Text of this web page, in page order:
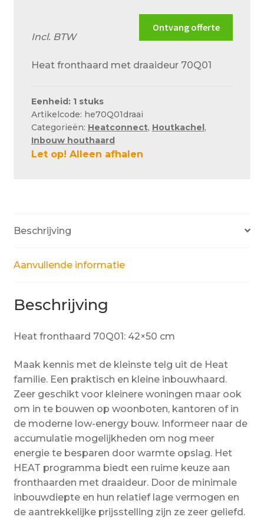
Ontvang offerte
Incl. BTW
Heat fronthaard met draaideur 70Q01
Eenheid: 1 stuks
Artikelcode: he70Q01draai
Categorieën: Heatconnect, Houtkachel,
Inbouw houthaard
Let op! Alleen afhalen
Beschrijving
Aanvullende informatie
Beschrijving
Heat fronthaard 70Q01: 42×50 cm
Maak kennis met de kleinste telg uit de Heat
familie. Een praktisch en kleine inbouwhaard.
Zeer geschikt voor kleinere woningen maar ook
om in te bouwen op woonboten, kantoren of in
de moderne low-energy bouw. Informeer naar de
accumulatie mogelijkheden om nog meer
energie te besparen door warmte opslag. Het
HEAT programma biedt een ruime keuze aan
fronthaarden met draaideur. Door de minimale
inbouwdiepte en hun relatief lage vermogen en
de aantrekkelijke prijsstelling zijn ze zeer geliefd.